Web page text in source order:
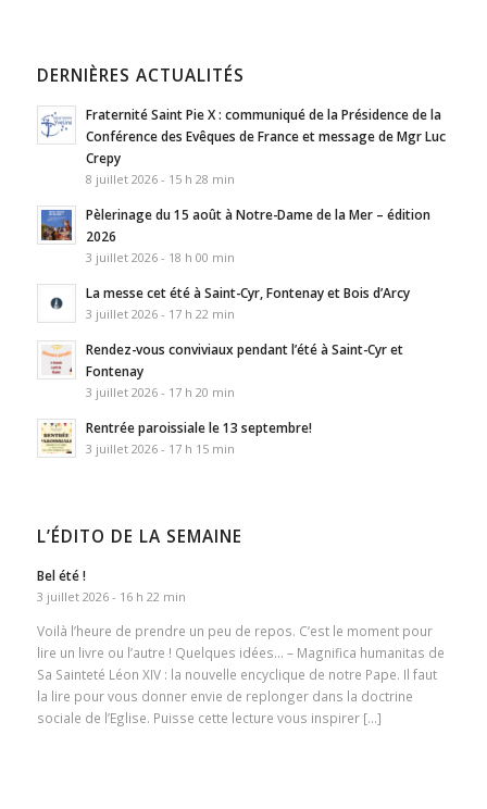
DERNIÈRES ACTUALITÉS
Fraternité Saint Pie X : communiqué de la Présidence de la
Conférence des Evêques de France et message de Mgr Luc
Crepy
8 juillet 2026 - 15 h 28 min
Pèlerinage du 15 août à Notre-Dame de la Mer – édition
2026
3 juillet 2026 - 18 h 00 min
La messe cet été à Saint-Cyr, Fontenay et Bois d’Arcy
3 juillet 2026 - 17 h 22 min
Rendez-vous conviviaux pendant l’été à Saint-Cyr et
Fontenay
3 juillet 2026 - 17 h 20 min
Rentrée paroissiale le 13 septembre!
3 juillet 2026 - 17 h 15 min
L’ÉDITO DE LA SEMAINE
Bel été !
3 juillet 2026 - 16 h 22 min
Voilà l’heure de prendre un peu de repos. C’est le moment pour
lire un livre ou l’autre ! Quelques idées… – Magnifica humanitas de
Sa Sainteté Léon XIV : la nouvelle encyclique de notre Pape. Il faut
la lire pour vous donner envie de replonger dans la doctrine
sociale de l’Eglise. Puisse cette lecture vous inspirer […]